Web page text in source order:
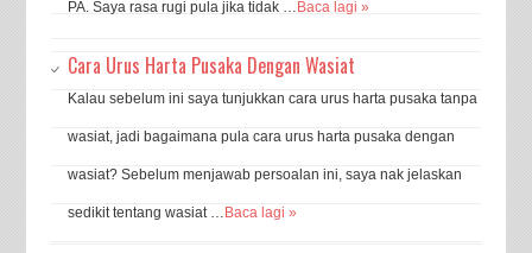
PA. Saya rasa rugi pula jika tidak …Baca lagi »
Cara Urus Harta Pusaka Dengan Wasiat
Kalau sebelum ini saya tunjukkan cara urus harta pusaka tanpa
wasiat, jadi bagaimana pula cara urus harta pusaka dengan
wasiat? Sebelum menjawab persoalan ini, saya nak jelaskan
sedikit tentang wasiat …Baca lagi »